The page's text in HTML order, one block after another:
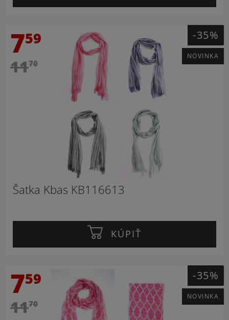
759
1170
-35%
NOVINKA
Šatka Kbas KB116613
KÚPIŤ
759
1170
-35%
NOVINKA